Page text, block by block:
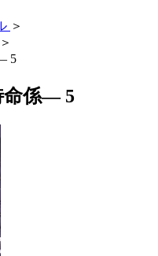
＞
＞
5
命係― 5